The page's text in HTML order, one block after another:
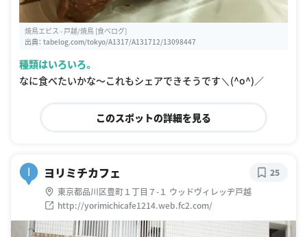
焼鳥エビス - 戸越/焼鳥 [食べログ]
出典： tabelog.com/tokyo/A1317/A131712/13098447
種類はいろいろ。
なに食べたいかな〜これもシェアできそうです＼(^o^)／
このスポットの詳細を見る
I ヨリミチカフェ
東京都品川区豊町１丁目７-１ ウッドヴィレッヂ戸越
http://yorimichicafe1214.web.fc2.com/
25